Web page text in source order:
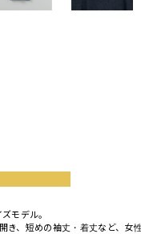
モデル。
き、短めの袖丈・着丈など、女